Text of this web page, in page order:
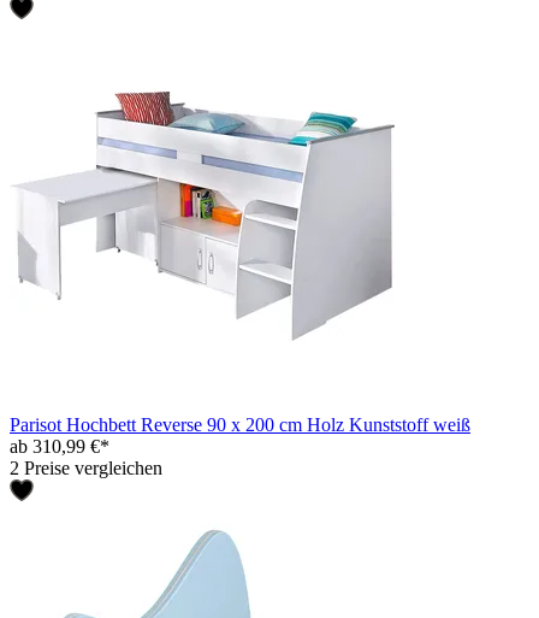
Parisot Hochbett Reverse 90 x 200 cm Holz Kunststoff weiß
ab 310,99 €*
2 Preise vergleichen